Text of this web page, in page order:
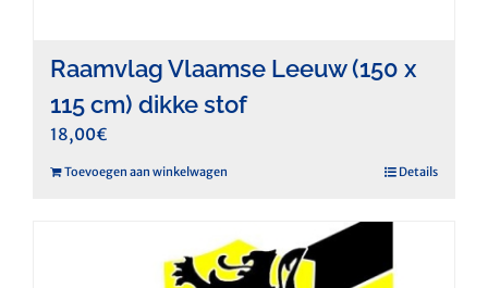
Raamvlag Vlaamse Leeuw (150 x
115 cm) dikke stof
18,00€
Toevoegen aan winkelwagen Details